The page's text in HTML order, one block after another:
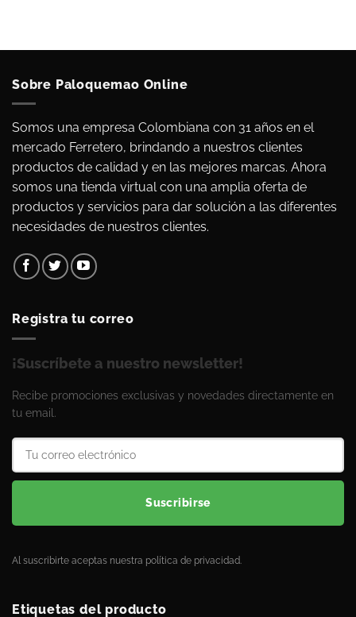
Sobre Paloquemao Online
Somos una empresa Colombiana con 31 años en el
mercado Ferretero, brindando a nuestros clientes
productos de calidad y en las mejores marcas. Ahora
somos una tienda virtual con una amplia oferta de
productos y servicios para dar solución a las diferentes
necesidades de nuestros clientes.
Registra tu correo
¡Suscríbete a nuestro newsletter!
Recibe promociones exclusivas y novedades directamente en
tu email.
Suscribirse
Al suscribirte aceptas nuestra política de privacidad.
Etiquetas del producto